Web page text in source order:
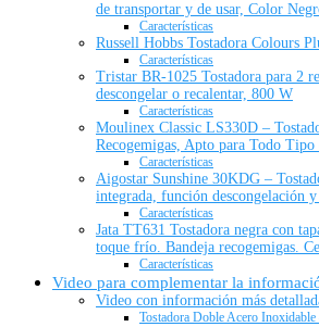
de transportar y de usar, Color
Características
Russell Hobbs Tostadora Colours
Características
Tristar BR-1025 Tostadora para 2
descongelar o recalentar, 800 W
Características
Moulinex Classic LS330D –
Recogemigas, Apto para Todo
Características
Aigostar Sunshine 30KDG –
integrada, función descongelación
Características
Jata TT631 Tostadora negra con
toque frío. Bandeja recogemigas.
Características
Video para complementar la
Video con información más
Tostadora Doble Acero